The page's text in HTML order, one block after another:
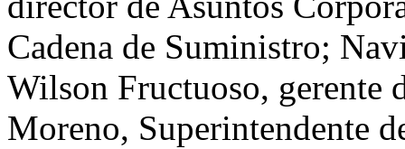
Cadena de Suministro;
Wilson Fructuoso,
Moreno, Superintendente